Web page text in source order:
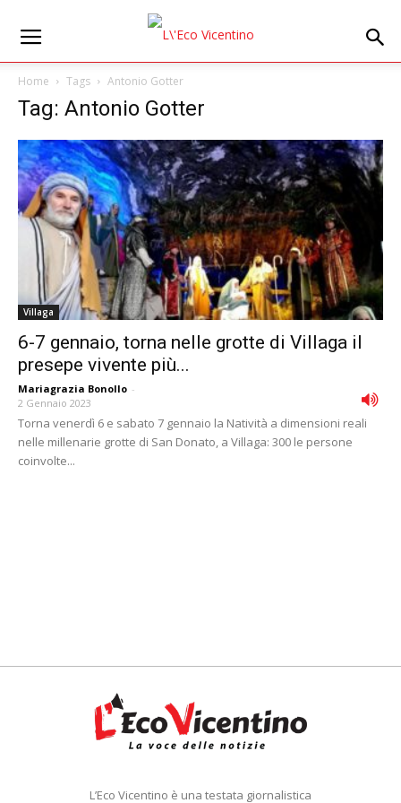
Home Tags Antonio Gotter
Tag: Antonio Gotter
Villaga
6-7 gennaio, torna nelle grotte di Villaga il
presepe vivente più...
Mariagrazia Bonollo -
2 Gennaio 2023
Torna venerdì 6 e sabato 7 gennaio la Natività a dimensioni reali
nelle millenarie grotte di San Donato, a Villaga: 300 le persone
coinvolte...
L’Eco Vicentino è una testata giornalistica